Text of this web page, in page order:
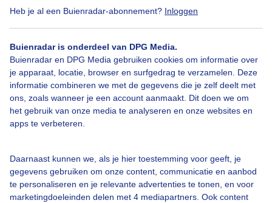
Heb je al een Buienradar-abonnement? Inloggen
Buienradar is onderdeel van DPG Media.
Buienradar en DPG Media gebruiken cookies om informatie over
je apparaat, locatie, browser en surfgedrag te verzamelen. Deze
informatie combineren we met de gegevens die je zelf deelt met
ons, zoals wanneer je een account aanmaakt. Dit doen we om
het gebruik van onze media te analyseren en onze websites en
apps te verbeteren.
Daarnaast kunnen we, als je hier toestemming voor geeft, je
gegevens gebruiken om onze content, communicatie en aanbod
te personaliseren en je relevante advertenties te tonen, en voor
marketingdoeleinden delen met 4 mediapartners. Ook content
Lente Zon Wolken
Bekijk slideshow